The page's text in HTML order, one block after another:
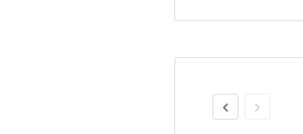
الصفحةالصفحة